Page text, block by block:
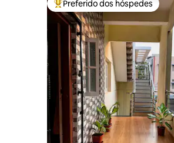
Entre os melhores preferidos
Preferido dos hóspedes